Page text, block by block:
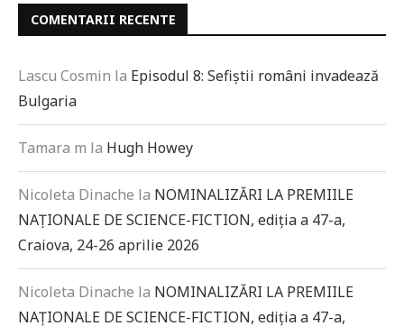
COMENTARII RECENTE
Lascu Cosmin la Episodul 8: Sefiștii români invadează
Bulgaria
Tamara m la Hugh Howey
Nicoleta Dinache la NOMINALIZĂRI LA PREMIILE
NAȚIONALE DE SCIENCE-FICTION, ediția a 47-a,
Craiova, 24-26 aprilie 2026
Nicoleta Dinache la NOMINALIZĂRI LA PREMIILE
NAȚIONALE DE SCIENCE-FICTION, ediția a 47-a,